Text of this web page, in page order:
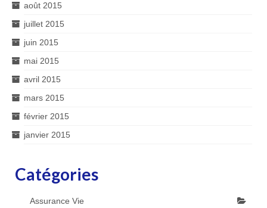
août 2015
juillet 2015
juin 2015
mai 2015
avril 2015
mars 2015
février 2015
janvier 2015
Catégories
Assurance Vie